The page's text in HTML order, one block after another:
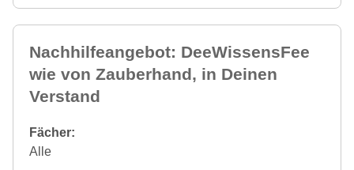
Nachhilfeangebot: DeeWissensFee
wie von Zauberhand, in Deinen
Verstand
Fächer:
Alle